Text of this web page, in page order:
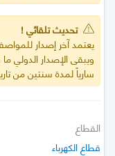
تحديث تلقائي !
يعتمد آخر إصدار
ويبقى الإصدار الدولي
سارياً لمدة سنتين من
القطاع
قطاع الكهرباء